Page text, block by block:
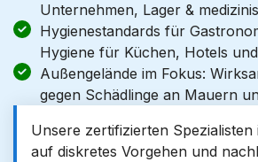
Unternehmen, Lager &
Hygienestandards für
Hygiene für Küchen, Hotels
Außengelände im Fokus:
gegen Schädlinge an Mauern
Unsere zertifizierten Spezialisten
auf diskretes Vorgehen und